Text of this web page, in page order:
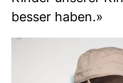
besser haben.»